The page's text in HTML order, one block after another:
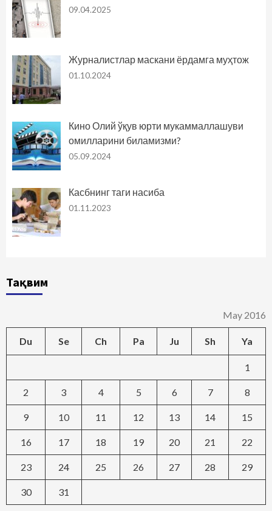
09.04.2025
Журналистлар маскани ёрдамга муҳтож
01.10.2024
Кино Олий ўқув юрти мукаммаллашуви
омилларини биламизми?
05.09.2024
Касбнинг таги насиба
01.11.2023
Тақвим
May 2016
Du Se Ch Pa Ju Sh Ya
1
2 3 4 5 6 7 8
9 10 11 12 13 14 15
16 17 18 19 20 21 22
23 24 25 26 27 28 29
30 31